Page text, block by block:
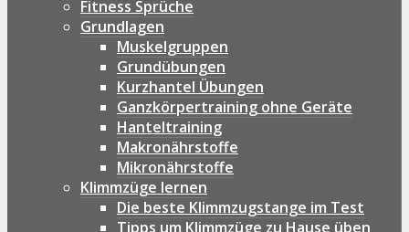
Fitness Sprüche
Grundlagen
Muskelgruppen
Grundübungen
Kurzhantel Übungen
Ganzkörpertraining ohne Geräte
Hanteltraining
Makronährstoffe
Mikronährstoffe
Klimmzüge lernen
Die beste Klimmzugstange im Test
Tipps um Klimmzüge zu Hause üben